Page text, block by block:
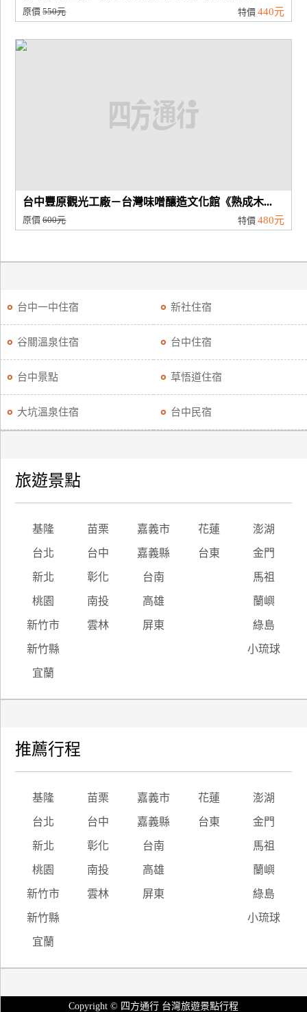
品
宣
傳
原價550元 特價 440元
台中豐原觀光工廠－台灣味噌釀造文化館《熟成木...
原價600元 特價 480元
台中一中住宿 新社住宿
谷關溫泉住宿 台中住宿
台中景點 草悟道住宿
大坑溫泉住宿 台中民宿
旅遊景點
基隆 苗栗 嘉義市 花蓮 澎湖
台北 台中 嘉義縣 台東 金門
新北 彰化 台南 馬祖
桃園 南投 高雄 蘭嶼
新竹市 雲林 屏東 綠島
新竹縣 小琉球
宜蘭
推薦行程
基隆 苗栗 嘉義市 花蓮 澎湖
台北 台中 嘉義縣 台東 金門
新北 彰化 台南 馬祖
桃園 南投 高雄 蘭嶼
新竹市 雲林 屏東 綠島
新竹縣 小琉球
宜蘭
Copyright © 四方通行 台灣旅遊景點行程